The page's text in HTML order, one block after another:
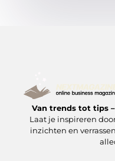
Van trends tot tips
Laat je inspireren
inzichten en